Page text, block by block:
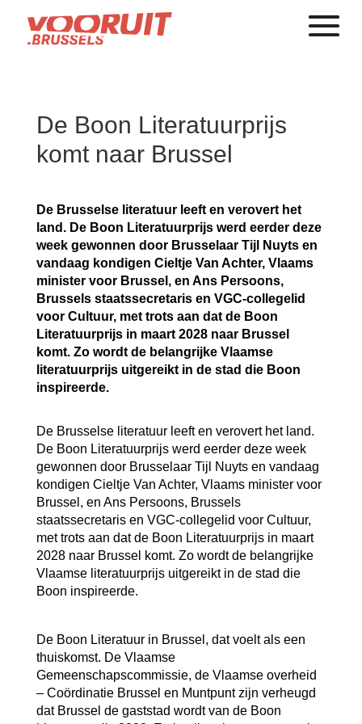
De Boon Literatuurprijs
komt naar Brussel
De Brusselse literatuur leeft en verovert het
land. De Boon Literatuurprijs werd eerder deze
week gewonnen door Brusselaar Tijl Nuyts en
vandaag kondigen Cieltje Van Achter, Vlaams
minister voor Brussel, en Ans Persoons,
Brussels staatssecretaris en VGC-collegelid
voor Cultuur, met trots aan dat de Boon
Literatuurprijs in maart 2028 naar Brussel
komt. Zo wordt de belangrijke Vlaamse
literatuurprijs uitgereikt in de stad die Boon
inspireerde.
De Brusselse literatuur leeft en verovert het land.
De Boon Literatuurprijs werd eerder deze week
gewonnen door Brusselaar Tijl Nuyts en vandaag
kondigen Cieltje Van Achter, Vlaams minister voor
Brussel, en Ans Persoons, Brussels
staatssecretaris en VGC-collegelid voor Cultuur,
met trots aan dat de Boon Literatuurprijs in maart
2028 naar Brussel komt. Zo wordt de belangrijke
Vlaamse literatuurprijs uitgereikt in de stad die
Boon inspireerde.
De Boon Literatuur in Brussel, dat voelt als een
thuiskomst. De Vlaamse
Gemeenschapscommissie, de Vlaamse overheid
– Coördinatie Brussel en Muntpunt zijn verheugd
dat Brussel de gaststad wordt van de Boon